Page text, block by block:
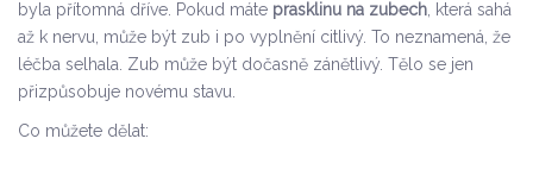
byla přítomná dříve. Pokud máte prasklinu na zubech , která sahá
až k nervu, může být zub i po vyplnění citlivý. To neznamená, že
léčba selhala. Zub může být dočasně zánětlivý. Tělo se jen
přizpůsobuje novému stavu.
Co můžete dělat: